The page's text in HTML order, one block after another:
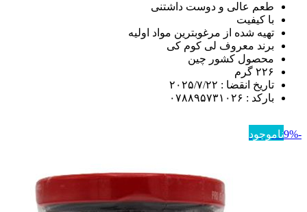
طعم عالی و دوست داشتنی
با کیفیت
تهیه شده از مرغوبترین مواد اولیه
برند معروف لی کوم کی
محصول کشور چین
۲۲۶ گرم
تاریخ انقضا : ۲۰۲۵/۷/۲۲
بارکد : ۰۷۸۸۹۵۷۳۱۰۲۶
-9% ناموجود